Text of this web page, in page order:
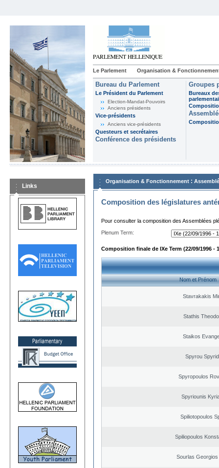
Le Parlement Organisation &
Bureau du Parlement
Le Président du Parlement
Election-Mandat-Pouvoirs
Anciens présidents
Vice-présidents
Anciens vice-présidents
Questeurs et secrétaires
Conférence des présidents
Groupes
Bureaux
Links
Organisation & Fonctionnement :
Composition des législatures
Pour consulter la composition des Assemblées
Plenum Term:
Composition finale de IXe Term (22/09/1996 -
Nom et Prénom
Stavrakakis
Stathis
Staikos
Spyrou
Spyropoulos
Spyriounis
Spiliotopoulos
Spiliopoulos
Sourlas Georgios